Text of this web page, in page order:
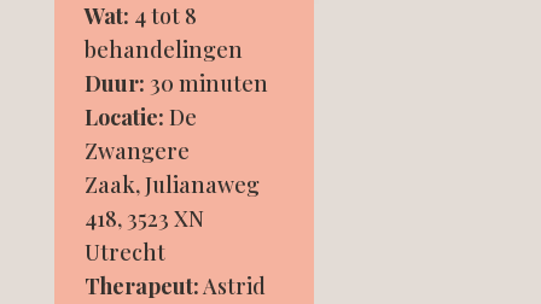
Wat: 4 tot 8
behandelingen
Duur: 30 minuten
Locatie: De
Zwangere
Zaak, Julianaweg
418, 3523 XN
Utrecht
Therapeut:Astrid